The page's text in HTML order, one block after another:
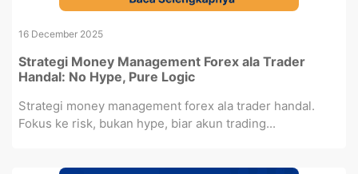
16 December 2025
Strategi Money Management Forex ala Trader
Handal: No Hype, Pure Logic
Strategi money management forex ala trader handal.
Fokus ke risk, bukan hype, biar akun trading...